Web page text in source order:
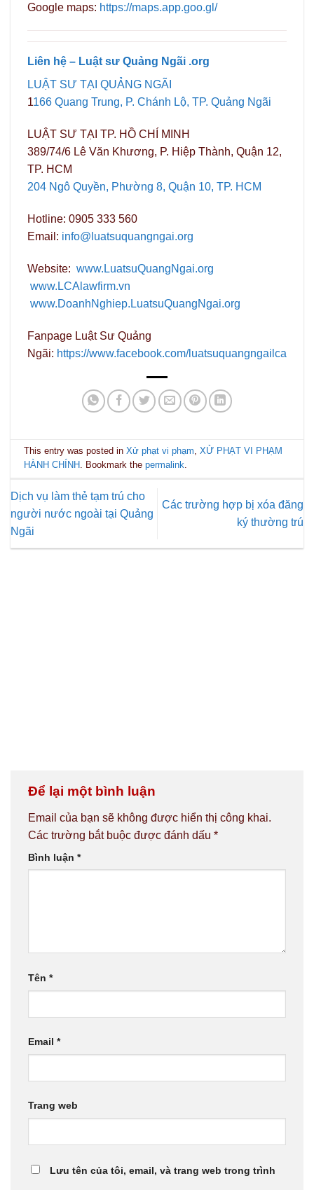
Google maps: https://maps.app.goo.gl/
Liên hệ – Luật sư Quảng Ngãi .org
LUẬT SƯ TẠI QUẢNG NGÃI
1166 Quang Trung, P. Chánh Lộ, TP. Quảng Ngãi
LUẬT SƯ TẠI TP. HỒ CHÍ MINH
389/74/6 Lê Văn Khương, P. Hiệp Thành, Quận 12,
TP. HCM
204 Ngô Quyền, Phường 8, Quận 10, TP. HCM
Hotline: 0905 333 560
Email: info@luatsuquangngai.org
Website: www.LuatsuQuangNgai.org
www.LCAlawfirm.vn
www.DoanhNghiep.LuatsuQuangNgai.org
Fanpage Luật Sư Quảng
Ngãi: https://www.facebook.com/luatsuquangngailca
This entry was posted inXử phạt vi phạm,XỬ PHẠT VI PHẠM
HÀNH CHÍNH . Bookmark thepermalink.
Dịch vụ làm thẻ tạm trú cho
người nước ngoài tại Quảng
Ngãi
Các trường hợp bị xóa đăng
ký thường trú
Để lại một bình luận
Email của bạn sẽ không được hiển thị công khai.
Các trường bắt buộc được đánh dấu *
Bình luận *
Tên *
Email *
Trang web
Lưu tên của tôi, email, và trang web trong trình